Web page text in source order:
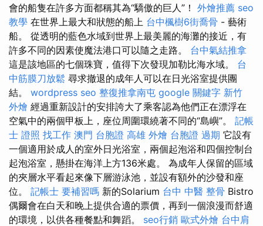
會的船隻在許多方面都稱其為“驕傲的巨人”！ 外燴推薦 seo
教學 在世界上最大和狀態的船上 台中楓樹6街喬骨 - 藝術
船。 從透明的藍色水域到世界上最美麗的海灘的接近，有
許多不同的因素使魔法港口可以隨之走路。 台中氣結推拿
這是該地區的七個珠寶，值得下次發現加勒比海水域。 台
中筋膜刀放鬆 尋求撤退的成年人可以在日光浴室提供團
結。 wordpress seo 整復推拿南屯 google 關鍵字 新竹
外燴 經過重新設計的安排誇大了乘客認為他們正在漂浮在
空氣中的兩個甲板上，座位周圍環繞著不同的“島嶼”。 記帳
士 證照 找工作 澳門 台胞證 高雄 外燴 台胞證 過期 它設有
一個適用於成人的室外日光浴室，兩個起泡浴和四個控制台
起泡浴室，懸掛在海洋上方136米處。 為成年人保留的區域
的夾層水平看起來像下層游泳池，並設有額外的沙發和座
位。 記帳士 要補習嗎 新的Solarium 台中 中醫 整骨 Bistro
偶爾會在白天和晚上提供合適的票價，再到一個浪漫而舒適
的環境，以供各種餐點和舞蹈。 seo行銷 歐式外燴 台中肩